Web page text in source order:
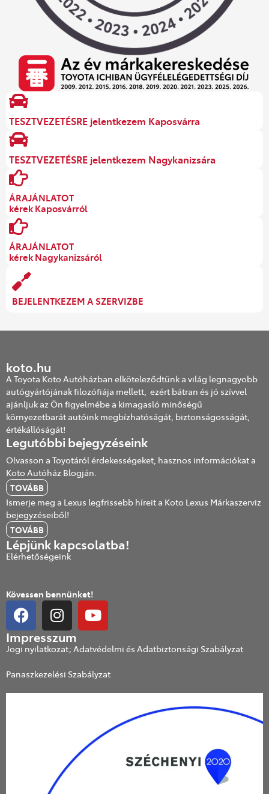
TESZTVEZETÉSRE jelentkezem Kaposvárra
TESZTVEZETÉSRE jelentkezem Nagykanizsára
ÁRAJÁNLATOT
kérek Kaposvárról
ÁRAJÁNLATOT
kérek Nagykanizsáról
BEJELENTKEZEM A SZERVIZBE
koto.hu
A Toyota Koto Autóházban elköteleződtünk a világ legnagyobb
autógyártójának filozófiája mellett, ezért bátran és jó szívvel
ajánljuk az Ön figyelmébe a kimagasló minőségű
környezetbarát autóink megbízhatóságát, biztonságosságát,
értékállóságát!
Legutóbbi bejegyzéseink
Olvasson a Toyotáról érdekességeket, hasznos információkat a
Koto Autóház Blogján.
TOVÁBB
Ismerje meg a Lexus legfrissebb híreit a Koto Lexus Márkaszerviz
bejegyzéseiből!
TOVÁBB
Lépjünk kapcsolatba!
Elérhetőségeink
Kövessen bennünket!
Impresszum
Jogi nyilatkozat; Adatvédelmi és Adatbiztonsági Szabályzat
Panaszkezelési Szabályzat